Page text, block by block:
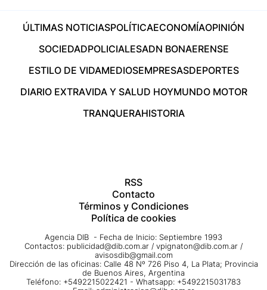
ÚLTIMAS NOTICIASPOLÍTICAECONOMÍAOPINIÓN
SOCIEDADPOLICIALESADN BONAERENSE
ESTILO DE VIDAMEDIOSEMPRESASDEPORTES
DIARIO EXTRAVIDA Y SALUD HOYMUNDO MOTOR
TRANQUERAHISTORIA
RSS
Contacto
Términos y Condiciones
Política de cookies
Agencia DIB - Fecha de Inicio: Septiembre 1993
Contactos: publicidad@dib.com.ar / vpignaton@dib.com.ar /
avisosdib@gmail.com
Dirección de las oficinas: Calle 48 Nº 726 Piso 4, La Plata; Provincia
de Buenos Aires, Argentina
Teléfono: +5492215022421 - Whatsapp: +5492215031783